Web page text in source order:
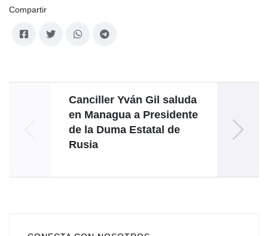
Compartir
Canciller Yván Gil saluda
en Managua a Presidente
de la Duma Estatal de
Rusia